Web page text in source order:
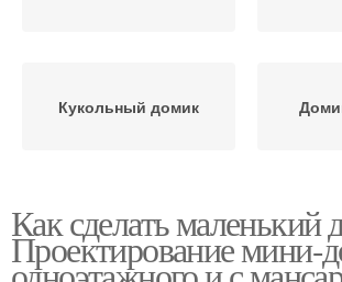
Кукольный домик
Домик из пластилина
Как сделать маленький
Проектирование мини-